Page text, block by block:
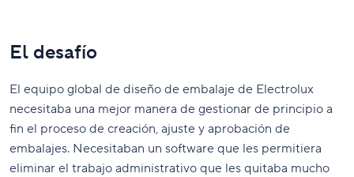
El desafío
El equipo global de diseño de embalaje de Electrolux
necesitaba una mejor manera de gestionar de principio a
fin el proceso de creación, ajuste y aprobación de
embalajes. Necesitaban un software que les permitiera
eliminar el trabajo administrativo que les quitaba mucho